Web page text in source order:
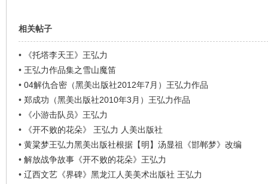
相关帖子
•
《托塔李天王》王弘力
• 王弘力作品集之雪山魔笛
• 04解仇合密（黑美出版社2012年7月）王弘力作品
• 郑成功（黑美出版社2010年3月）王弘力作品
•
《小游击队员》王弘力
•
《开不败的花朵》 王弘力 人美出版社
• 黄粱梦王弘力黑美出版社根据【明】汤显祖《邯郸梦》改编
• 解放战争故事《开不败的花朵》王弘力
• 辽西文艺《界碑》黑龙江人美美术出版社 王弘力